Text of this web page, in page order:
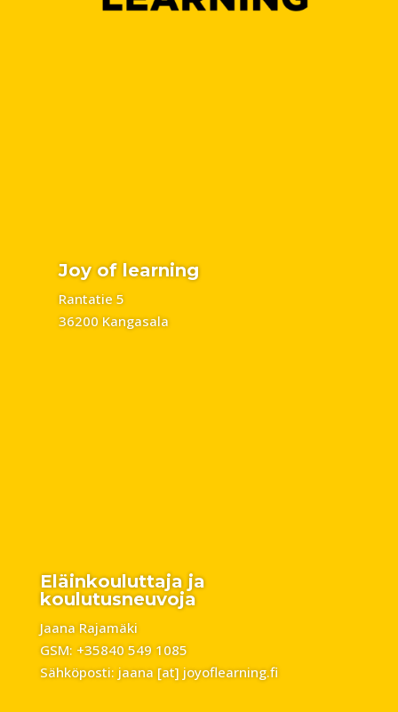
Joy of learning
Rantatie 5
36200 Kangasala
Eläinkouluttaja ja
koulutusneuvoja
Jaana Rajamäki
GSM: +35840 549 1085
Sähköposti: jaana [at] joyoflearning.fi